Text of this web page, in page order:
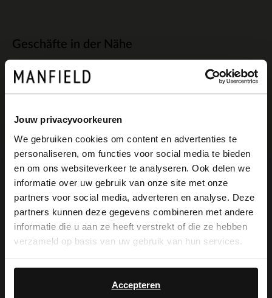
Jouw privacyvoorkeuren
We gebruiken cookies om content en advertenties te
personaliseren, om functies voor social media te bieden
en om ons websiteverkeer te analyseren. Ook delen we
informatie over uw gebruik van onze site met onze
partners voor social media, adverteren en analyse. Deze
partners kunnen deze gegevens combineren met andere
informatie die u aan ze heeft verstrekt of die ze hebben
verzameld op basis van uw gebruik van hun services.
Accepteren
Geschäfte in der Nähe
Demer 18-a
5611 AR Eindhoven NL
Manfield Nijmegen
Broerstraat 19
6511 KK Nijmegen NL
×
View this website in English?
It looks like your language isn't Dutch. Would
you like to switch to English?
English